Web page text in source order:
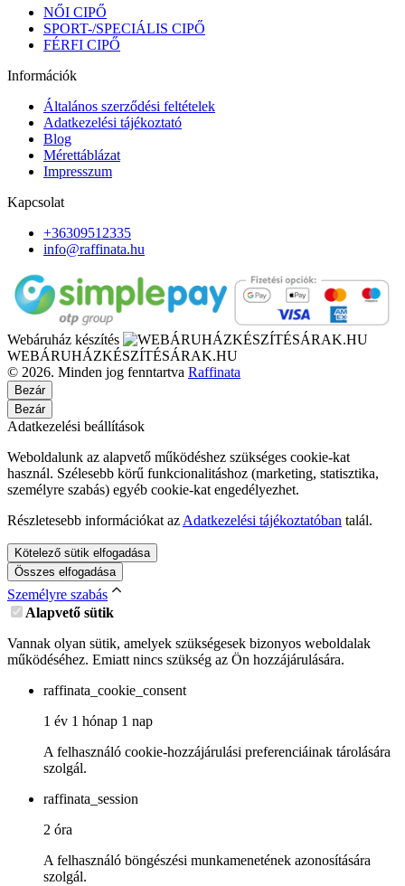
NŐI CIPŐ
SPORT-/SPECIÁLIS CIPŐ
FÉRFI CIPŐ
Információk
Általános szerződési feltételek
Adatkezelési tájékoztató
Blog
Mérettáblázat
Impresszum
Kapcsolat
+36309512335
info@raffinata.hu
Webáruház készítés
WEBÁRUHÁZKÉSZÍTÉSÁRAK.HU
© 2026. Minden jog fenntartva Raffinata
Bezár
Bezár
Adatkezelési beállítások
Weboldalunk az alapvető működéshez szükséges cookie-kat
használ. Szélesebb körű funkcionalitáshoz (marketing, statisztika,
személyre szabás) egyéb cookie-kat engedélyezhet.
Részletesebb információkat azAdatkezelési tájékoztatóban talál.
Kötelező sütik elfogadása
Összes elfogadása
Személyre szabás
Alapvető sütik
Vannak olyan sütik, amelyek szükségesek bizonyos weboldalak
működéséhez. Emiatt nincs szükség az Ön hozzájárulására.
raffinata_cookie_consent
1 év 1 hónap 1 nap
A felhasználó cookie-hozzájárulási preferenciáinak tárolására
szolgál.
raffinata_session
2 óra
A felhasználó böngészési munkamenetének azonosítására
szolgál.